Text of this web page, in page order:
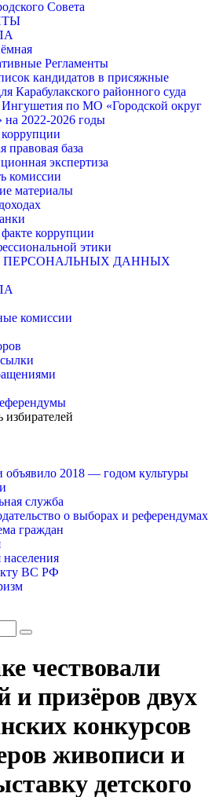
Совета
Регламенты
кандидатов в присяжные
Карабулакского районного суда
по МО «Городской округ
на 2022-2026 годы
правовая база
экспертиза
комиссии
материалы
коррупции
этики
ПЕРСОНАЛЬНЫХ ДАННЫХ
комиссии
избирателей
2018 — годом культуры
служба
о выборах и референдумах
граждан
ВС РФ
чествовали
и призёров двух
конкурсов
живописи и
детского